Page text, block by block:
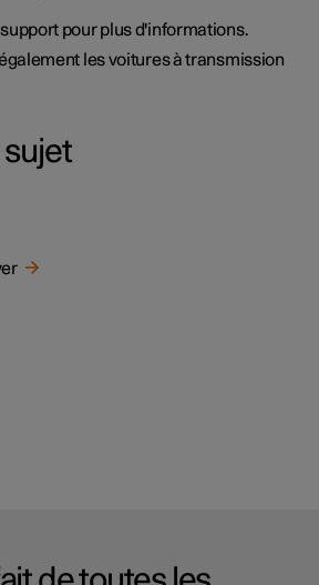
pour plus d'informations.
les voitures à transmission
sujet